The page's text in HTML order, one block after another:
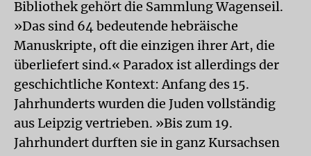
Bibliothek gehört die Sammlung Wagenseil.
»Das sind 64 bedeutende hebräische
Manuskripte, oft die einzigen ihrer Art, die
überliefert sind.« Paradox ist allerdings der
geschichtliche Kontext: Anfang des 15.
Jahrhunderts wurden die Juden vollständig
aus Leipzig vertrieben. »Bis zum 19.
Jahrhundert durften sie in ganz Kursachsen